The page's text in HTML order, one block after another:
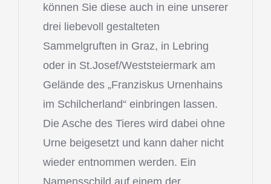
können Sie diese auch in eine unserer
drei liebevoll gestalteten
Sammelgruften in Graz, in Lebring
oder in St.Josef/Weststeiermark am
Gelände des „Franziskus Urnenhains
im Schilcherland“ einbringen lassen.
Die Asche des Tieres wird dabei ohne
Urne beigesetzt und kann daher nicht
wieder entnommen werden. Ein
Namensschild auf einem der